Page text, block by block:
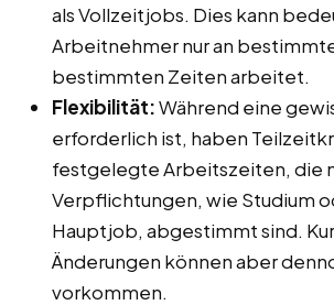
als Vollzeitjobs. Dies kann
Arbeitnehmer nur an
bestimmten Zeiten arbeitet.
Flexibilität:Während eine
erforderlich ist, haben
festgelegte Arbeitszeiten, die
Verpflichtungen, wie Studium
Hauptjob, abgestimmt sind.
Änderungen können aber
vorkommen.